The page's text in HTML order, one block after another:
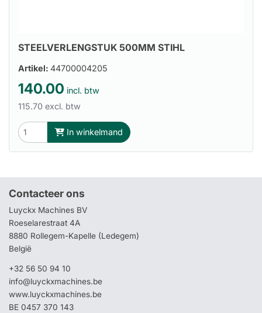
STEELVERLENGSTUK 500MM STIHL
Artikel: 44700004205
140.00 incl. btw
115.70 excl. btw
In winkelmand
Contacteer ons
Luyckx Machines BV
Roeselarestraat 4A
8880 Rollegem-Kapelle (Ledegem)
België
+32 56 50 94 10
info@luyckxmachines.be
www.luyckxmachines.be
BE 0457 370 143